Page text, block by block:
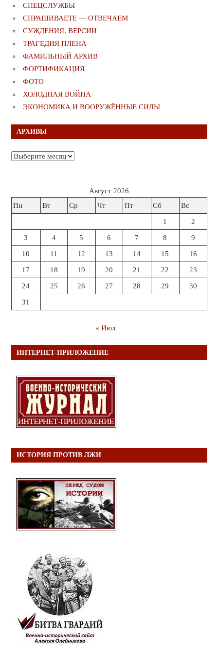
СПЕЦСЛУЖБЫ
СПРАШИВАЕТЕ — ОТВЕЧАЕМ
СУЖДЕНИЯ. ВЕРСИИ
ТРАГЕДИЯ ПЛЕНА
ФАМИЛЬНЫЙ АРХИВ
ФОРТИФИКАЦИЯ
ФОТО
ХОЛОДНАЯ ВОЙНА
ЭКОНОМИКА И ВООРУЖЁННЫЕ СИЛЫ
АРХИВЫ
Архивы
Август 2026
Пн
Вт Ср Чт Пт Сб Вс
1 2
3 4 5 6 7 8 9
10 11 12 13 14 15 16
17 18 19 20 21 22 23
24 25 26 27 28 29 30
31
« Июл
ИНТЕРНЕТ-ПРИЛОЖЕНИЕ
ИСТОРИЯ ПРОТИВ ЛЖИ